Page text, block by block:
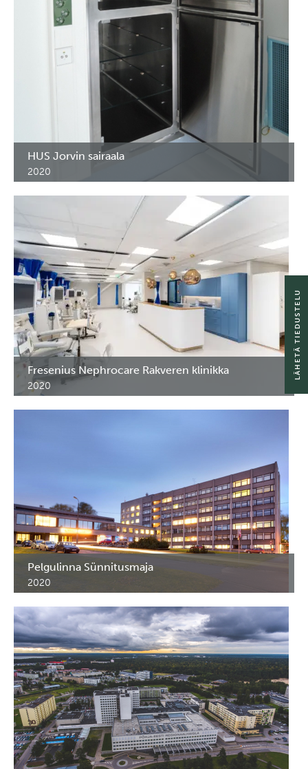
HUS Jorvin sairaala
2020
RST läpiantokaapit HUS Jorvin sairaalaan. Espoo, Suomi.
Fresenius Nephrocare Rakveren klinikka
2020
Dialyysiklinikkan erikoiskalusteet. Rakvere, Viro.
Pelgulinna Sünnitusmaja
2020
Naistenklinikan korjaus - osastojen ja lääkehuoneiden
erikoiskalusteet. Tallinn, Viro.
LÄHETÄ TIEDUSTELU